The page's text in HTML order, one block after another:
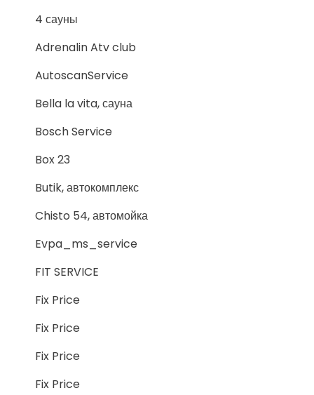
4 сауны
Adrenalin Atv club
AutoscanService
Bella la vita, сауна
Bosch Service
Box 23
Butik, автокомплекс
Chisto 54, автомойка
Evpa_ms_service
FIT SERVICE
Fix Price
Fix Price
Fix Price
Fix Price